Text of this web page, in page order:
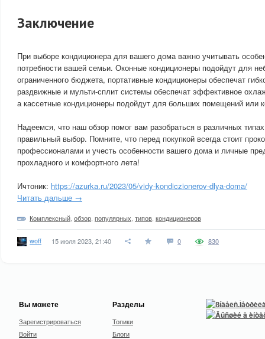
Заключение
При выборе кондиционера для вашего дома важно учитывать
потребности вашей семьи. Оконные кондиционеры подойдут для
ограниченного бюджета, портативные кондиционеры обеспечат
раздвижные и мульти-сплит системы обеспечат эффективное
а кассетные кондиционеры подойдут для больших помещений или
Надеемся, что наш обзор помог вам разобраться в различных
правильный выбор. Помните, что перед покупкой всегда стоит
профессионалами и учесть особенности вашего дома и личные
прохладного и комфортного лета!
Ичтоник: https://azurka.ru/2023/05/vidy-kondiczionerov-dlya-doma/
Читать дальше →
Комплексный обзор популярных типов кондиционеров
woff 15 июля 2023, 21:40 0 830
Вы можете
Зарегистрироваться
Войти
Разделы
Топики
Блоги